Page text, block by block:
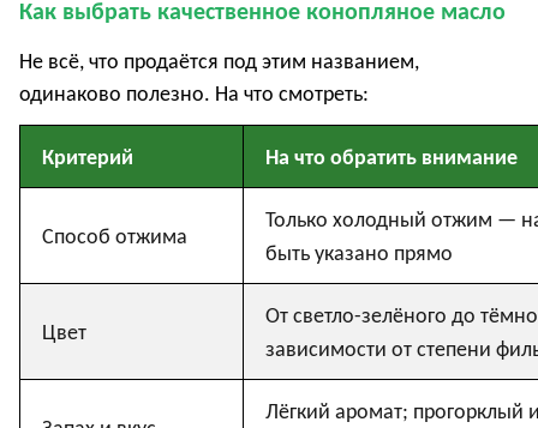
Как выбрать качественное конопляное масло
Не всё, что продаётся под этим названием,
одинаково полезно. На что смотреть:
Критерий На что обратить внимание
Способ отжима
Только холодный отжим —
быть указано прямо
Цвет
От светло-зелёного до
зависимости от степени
Лёгкий аромат; прогорклый